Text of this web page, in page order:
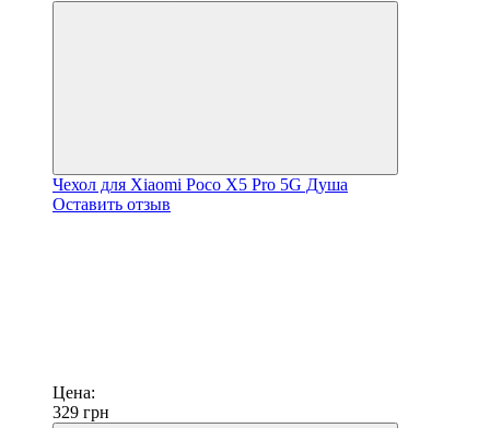
Чехол для Xiaomi Poco X5 Pro 5G Душа
Оставить отзыв
Цена:
329 грн